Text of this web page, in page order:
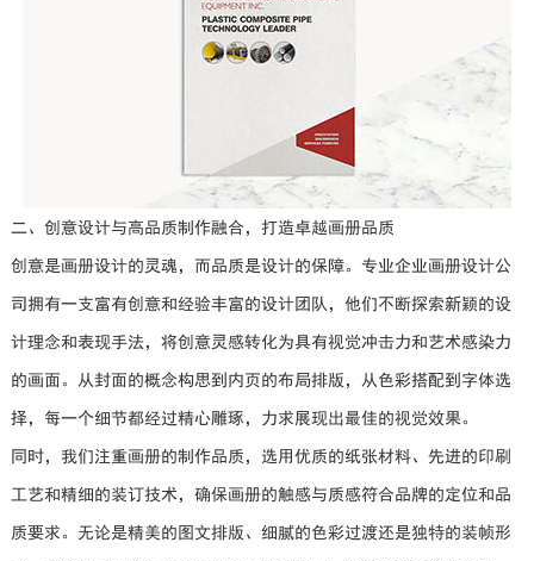
二、创意设计与高品质制作融合，打造卓越画册品质
创意是画册设计的灵魂，而品质是设计的保障。专业企业画册设计公
司拥有一支富有创意和经验丰富的设计团队，他们不断探索新颖的设
计理念和表现手法，将创意灵感转化为具有视觉冲击力和艺术感染力
的画面。从封面的概念构思到内页的布局排版，从色彩搭配到字体选
择，每一个细节都经过精心雕琢，力求展现出最佳的视觉效果。
同时，我们注重画册的制作品质，选用优质的纸张材料、先进的印刷
工艺和精细的装订技术，确保画册的触感与质感符合品牌的定位和品
质要求。无论是精美的图文排版、细腻的色彩过渡还是独特的装帧形